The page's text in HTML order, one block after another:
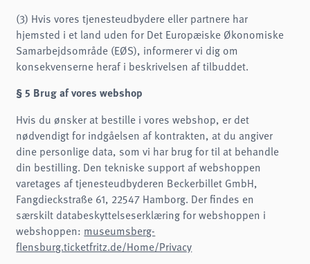
(3) Hvis vores tjenesteudbydere eller partnere har
hjemsted i et land uden for Det Europæiske Økonomiske
Samarbejdsområde (EØS), informerer vi dig om
konsekvenserne heraf i beskrivelsen af tilbuddet.
§ 5 Brug af vores webshop
Hvis du ønsker at bestille i vores webshop, er det
nødvendigt for indgåelsen af kontrakten, at du angiver
dine personlige data, som vi har brug for til at behandle
din bestilling. Den tekniske support af webshoppen
varetages af tjenesteudbyderen Beckerbillet GmbH,
Fangdieckstraße 61, 22547 Hamborg. Der findes en
særskilt databeskyttelseserklæring for webshoppen i
webshoppen: museumsberg-
flensburg.ticketfritz.de/Home/Privacy